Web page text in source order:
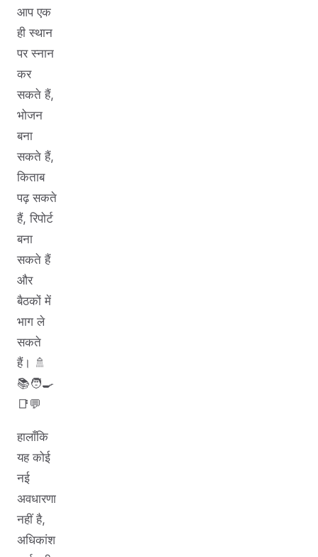
आप एक
ही स्थान
पर स्नान
कर
सकते हैं,
भोजन
बना
सकते हैं,
किताब
पढ़ सकते
हैं, रिपोर्ट
बना
सकते हैं
और
बैठकों में
भाग ले
सकते
हैं। 🚿
📚🧑‍🍳
📑💬
हालाँकि
यह कोई
नई
अवधारणा
नहीं है,
अधिकांश